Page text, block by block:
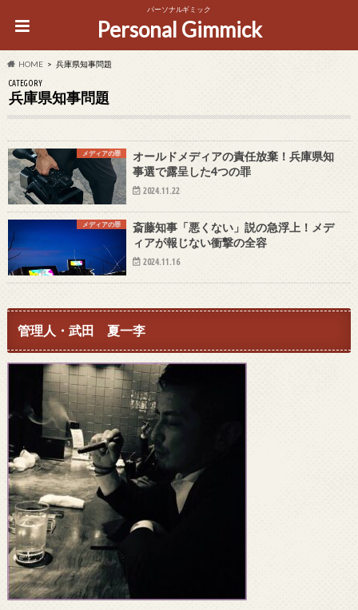
パーソナルギミック
Personal Gimmick
HOME 兵庫県知事問題
CATEGORY
兵庫県知事問題
メディアの罪
オールドメディアの責任放棄！兵庫県知
事選で露呈した4つの罪
2024.11.22
メディアの罪
斎藤知事「悪くない」説の急浮上！メデ
ィアが報じない衝撃の全容
2024.11.16
管理人・武田 夏一李